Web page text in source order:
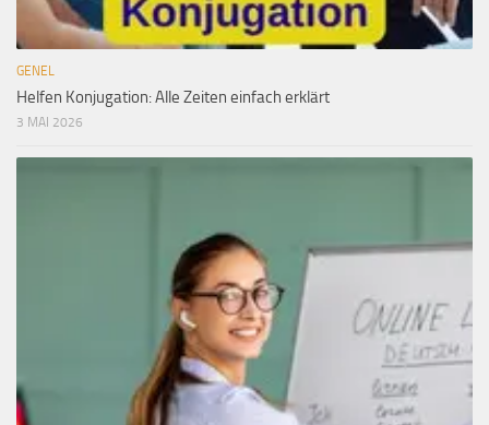
GENEL
Helfen Konjugation: Alle Zeiten einfach erklärt
3 MAI 2026